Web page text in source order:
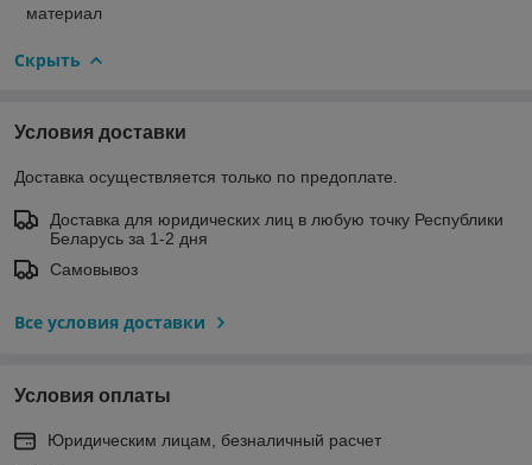
материал
Скрыть
Условия доставки
Доставка осуществляется только по предоплате.
Доставка для юридических лиц в любую точку Республики
Беларусь за 1-2 дня
Самовывоз
Все условия доставки
Условия оплаты
Юридическим лицам, безналичный расчет